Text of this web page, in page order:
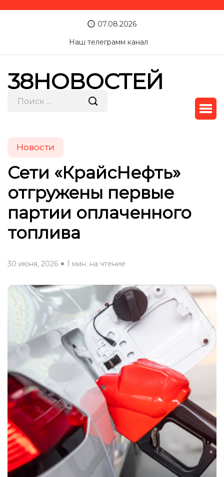
07.08.2026
Наш телеграмм канал
38НОВОСТЕЙ
Новости
Сети «КрайсНефть»
отгружены первые
партии оплаченного
топлива
30 июня, 2026 1 мин. на чтение